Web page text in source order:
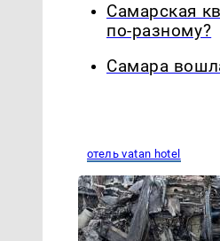
Самарская
по-разному?
Самара
отель vatan hotel